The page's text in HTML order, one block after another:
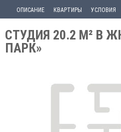
ОПИСАНИЕ КВАРТИРЫ УСЛОВИЯ
СТУДИЯ 20.2 М² В
ПАРК»